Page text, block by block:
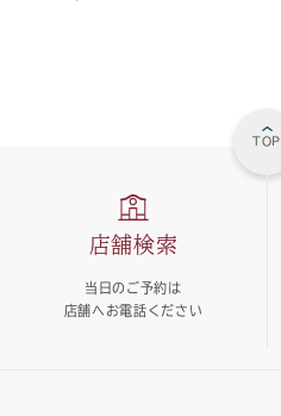
TOP
店舗検索
当日のご予約は
店舗へお電話ください